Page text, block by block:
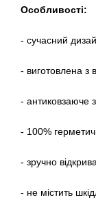
Особливості:
- сучасний
- виготовлена з
- антиковзаюче
- 100%
- зручно
- не містить